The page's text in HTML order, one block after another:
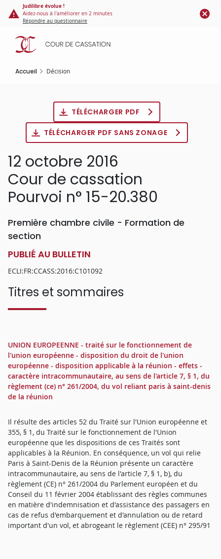
Panneau de gestion des cookies
contenu
principal
Judilibre évolue !
Aidez-nous à l'améliorer en 2 minutes
Répondre au questionnaire
Accueil Décision
TÉLÉCHARGER PDF
TÉLÉCHARGER PDF SANS ZONAGE
12 octobre 2016
Cour de cassation
Pourvoi n° 15-20.380
Première chambre civile - Formation de
section
PUBLIÉ AU BULLETIN
ECLI:FR:CCASS:2016:C101092
Titres et sommaires
UNION EUROPEENNE - traité sur le fonctionnement de
l'union européenne - disposition du droit de l'union
européenne - disposition applicable à la réunion - effets -
caractère intracommunautaire, au sens de l'article 7, § 1, du
règlement (ce) n° 261/2004, du vol reliant paris à saint-denis
de la réunion
Il résulte des articles 52 du Traité sur l'Union européenne et
355, § 1, du Traité sur le fonctionnement de l'Union
européenne que les dispositions de ces Traités sont
applicables à la Réunion. En conséquence, un vol qui relie
Paris à Saint-Denis de la Réunion présente un caractère
intracommunautaire, au sens de l'article 7, § 1, b), du
règlement (CE) n° 261/2004 du Parlement européen et du
Conseil du 11 février 2004 établissant des règles communes
en matière d'indemnisation et d'assistance des passagers en
cas de refus d'embarquement et d'annulation ou de retard
important d'un vol, et abrogeant le règlement (CEE) n° 295/91